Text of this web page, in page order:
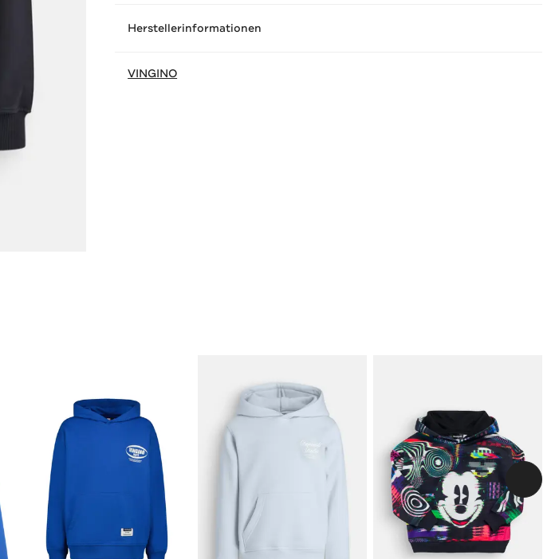
Herstellerinformationen
VINGINO